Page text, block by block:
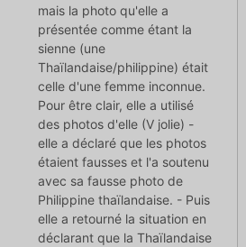
mais la photo qu'elle a
présentée comme étant la
sienne (une
Thaïlandaise/philippine) était
celle d'une femme inconnue.
Pour être clair, elle a utilisé
des photos d'elle (V jolie) -
elle a déclaré que les photos
étaient fausses et l'a soutenu
avec sa fausse photo de
Philippine thaïlandaise. - Puis
elle a retourné la situation en
déclarant que la Thaïlandaise